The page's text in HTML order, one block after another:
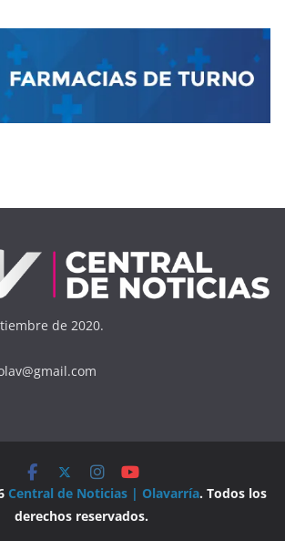
de 2020.
Central de Noticias | Olavarría. Todos los
derechos reservados.